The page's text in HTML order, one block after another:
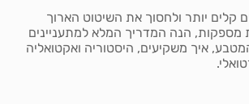
קלים יותר ולחסוך את השיטוט הארוך
הנה המדריך המלא למתעניינים
איך משקיעים, היסטוריה ואקטואליה